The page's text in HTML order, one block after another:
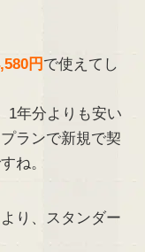
円 で使えてし
1年分よりも安い
ランで新規で契
ね。
り、スタンダー